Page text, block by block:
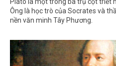
Plato là một trong ba trụ cột triết
Ông là học trò của Socrates và
nền văn minh Tây Phương.